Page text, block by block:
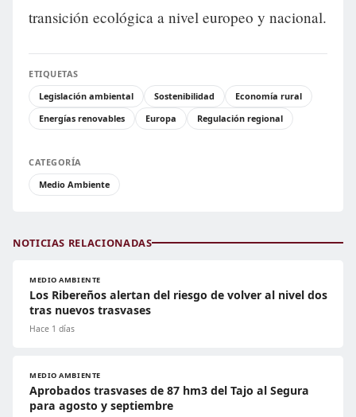
transición ecológica a nivel europeo y nacional.
ETIQUETAS
Legislación ambiental
Sostenibilidad
Economía rural
Energías renovables
Europa Regulación regional
CATEGORÍA
Medio Ambiente
NOTICIAS RELACIONADAS
MEDIO AMBIENTE
Los Ribereños alertan del riesgo de volver al nivel dos
tras nuevos trasvases
Hace 1 días
MEDIO AMBIENTE
Aprobados trasvases de 87 hm3 del Tajo al Segura
para agosto y septiembre